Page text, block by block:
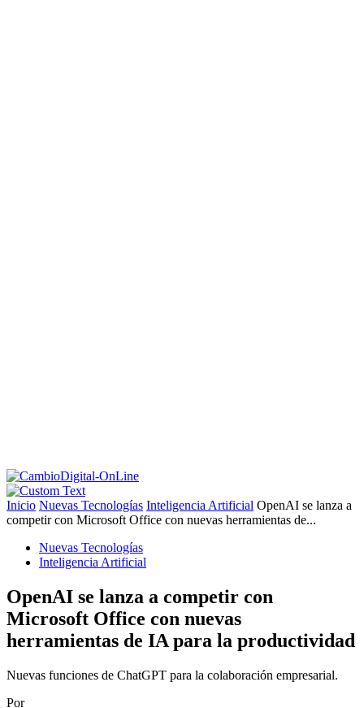
Inicio Nuevas Tecnologías Inteligencia Artificial OpenAI se lanza a
competir con Microsoft Office con nuevas herramientas de...
Nuevas Tecnologías
Inteligencia Artificial
OpenAI se lanza a competir con
Microsoft Office con nuevas
herramientas de IA para la productividad
Nuevas funciones de ChatGPT para la colaboración empresarial.
Por